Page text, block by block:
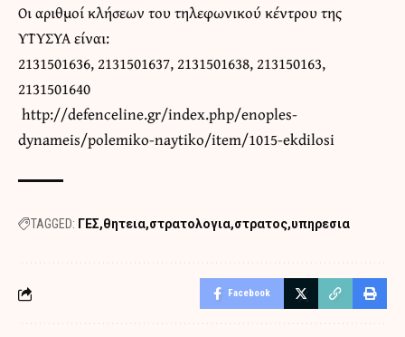
Οι αριθμοί κλήσεων του τηλεφωνικού κέντρου της
ΥΤΥΣΥΑ είναι:
2131501636, 2131501637, 2131501638, 213150163,
2131501640
http://defenceline.gr/index.php/enoples-
dynameis/polemiko-naytiko/item/1015-ekdilosi
TAGGED: ΓΕΣ θητεια στρατολογια στρατος υπηρεσια
Facebook